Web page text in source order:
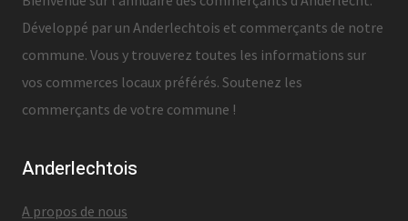
Développé par un Anderlechtois et commerçants de notre
commune. Vous y trouverez toutes les informations sur
vos commerces locaux préférés. Soutenez les
commerçants de votre commune !
Anderlechtois
A propos de nous